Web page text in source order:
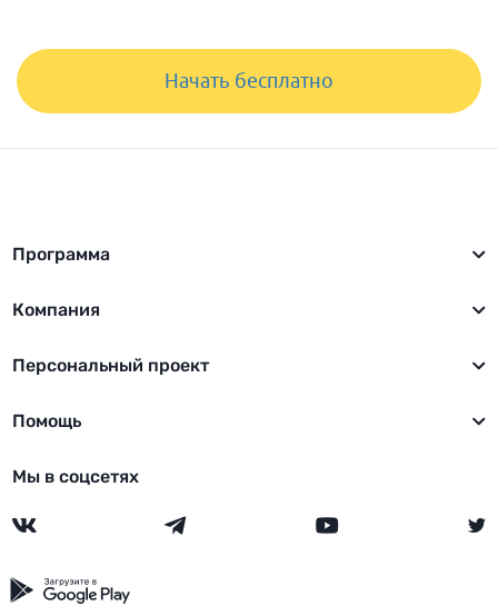
Начать бесплатно
Программа
Компания
Персональный проект
Помощь
Мы в соцсетях